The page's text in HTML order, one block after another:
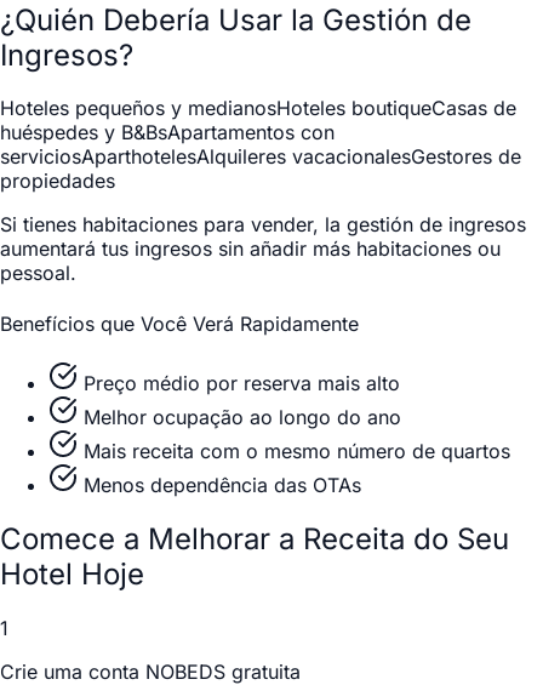
¿Quién Debería Usar la Gestión de
Ingresos?
Hoteles pequeños y medianosHoteles boutiqueCasas de
huéspedes y B&BsApartamentos con
serviciosAparthotelesAlquileres vacacionalesGestores de
propiedades
Si tienes habitaciones para vender, la gestión de ingresos
aumentará tus ingresos sin añadir más habitaciones ou
pessoal.
Benefícios que Você Verá Rapidamente
Preço médio por reserva mais alto
Melhor ocupação ao longo do ano
Mais receita com o mesmo número de quartos
Menos dependência das OTAs
Comece a Melhorar a Receita do Seu
Hotel Hoje
1
Crie uma conta NOBEDS gratuita